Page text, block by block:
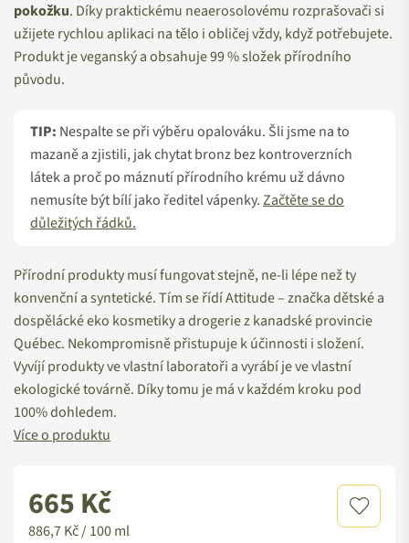
pokožku. Díky praktickému neaerosolovému rozprašovači si
užijete rychlou aplikaci na tělo i obličej vždy, když potřebujete.
Produkt je veganský a obsahuje 99 % složek přírodního
původu.
TIP: Nespalte se při výběru opalováku. Šli jsme na to
mazaně a zjistili, jak chytat bronz bez kontroverzních
látek a proč po máznutí přírodního krému už dávno
nemusíte být bílí jako ředitel vápenky.Začtěte se do
důležitých řádků.
Přírodní produkty musí fungovat stejně, ne-li lépe než ty
konvenční a syntetické. Tím se řídí Attitude – značka dětské a
dospělácké eko kosmetiky a drogerie z kanadské provincie
Québec. Nekompromisně přistupuje k účinnosti i složení.
Vyvíjí produkty ve vlastní laboratoři a vyrábí je ve vlastní
ekologické továrně. Díky tomu je má v každém kroku pod
100% dohledem.
Více o produktu
Standardní
cena
665 Kč
886,7 Kč / 100 ml